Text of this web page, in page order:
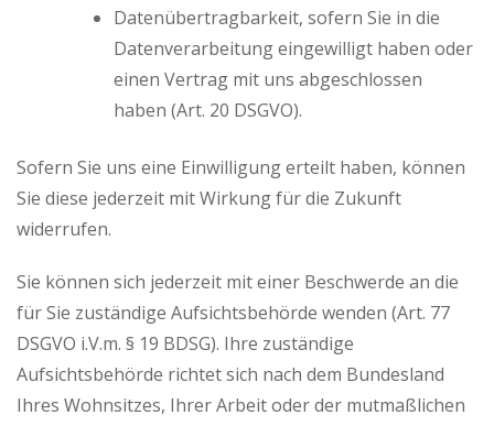
Datenübertragbarkeit, sofern Sie in die
Datenverarbeitung eingewilligt haben oder
einen Vertrag mit uns abgeschlossen
haben (Art. 20 DSGVO).
Sofern Sie uns eine Einwilligung erteilt haben, können
Sie diese jederzeit mit Wirkung für die Zukunft
widerrufen.
Sie können sich jederzeit mit einer Beschwerde an die
für Sie zuständige Aufsichtsbehörde wenden (Art. 77
DSGVO i.V.m. § 19 BDSG). Ihre zuständige
Aufsichtsbehörde richtet sich nach dem Bundesland
Ihres Wohnsitzes, Ihrer Arbeit oder der mutmaßlichen